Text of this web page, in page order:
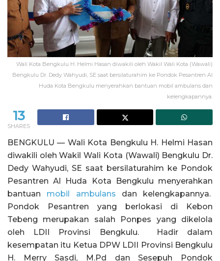
Wali Kota Bengkulu H. Helmi Hasan diwakili oleh Wakil Wali Kota (Wawali)
Bengkulu Dr. Dedy Wahyudi, SE saat bersilaturahim ke Pondok Pesantren Al
Huda Kota Bengkulu menyerahkan bantuan mobil ambulans dan
kelengkapannya.
13
SHARES
BENGKULU — Wali Kota Bengkulu H. Helmi Hasan
diwakili oleh Wakil Wali Kota (Wawali) Bengkulu Dr.
Dedy Wahyudi, SE saat bersilaturahim ke Pondok
Pesantren Al Huda Kota Bengkulu menyerahkan
bantuan mobil ambulans dan kelengkapannya.
Pondok Pesantren yang berlokasi di Kebon
Tebeng merupakan salah Ponpes yang dikelola
oleh LDII Provinsi Bengkulu. Hadir dalam
kesempatan itu Ketua DPW LDII Provinsi Bengkulu
H. Merry Sasdi, M.Pd dan Sesepuh Pondok